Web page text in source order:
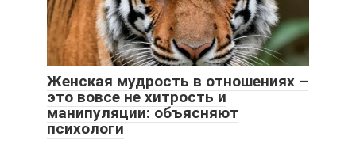
Женская мудрость в отношениях –
это вовсе не хитрость и
манипуляции: объясняют
психологи